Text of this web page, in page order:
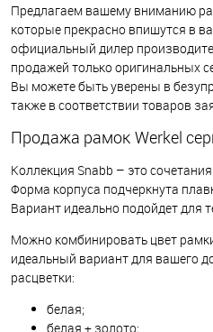
Предлагаем вашему вниманию
которые прекрасно впишутся в
официальный дилер
продажей только оригинальных
Вы можете быть уверены в
также в соответствии товаров
Продажа рамок Werkel
Коллекция Snabb – это
Форма корпуса подчеркнута
Вариант идеально подойдет для
Можно комбинировать цвет
идеальный вариант для вашего
расцветки:
белая;
белая + золото;